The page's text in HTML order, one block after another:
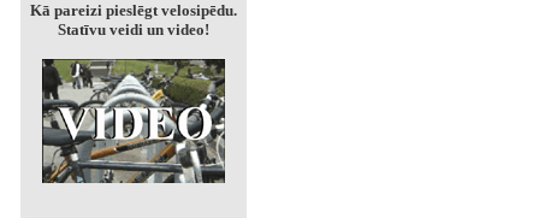
Kā pareizi pieslēgt velosipēdu.
Statīvu veidi un video!